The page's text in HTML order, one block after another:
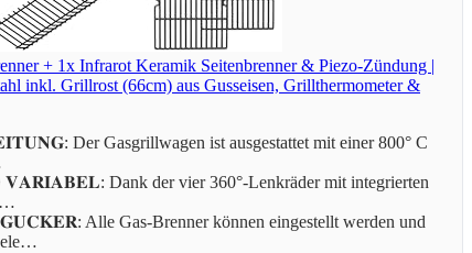
+ 1x Infrarot Keramik Seitenbrenner & Piezo-Zündung |
inkl. Grillrost (66cm) aus Gusseisen, Grillthermometer &
Der Gasgrillwagen ist ausgestattet mit einer 800° C
Dank der vier 360°-Lenkräder mit integrierten
Alle Gas-Brenner können eingestellt werden und